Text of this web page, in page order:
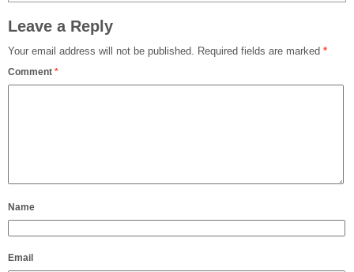
Leave a Reply
Your email address will not be published. Required fields are marked *
Comment *
Name
Email